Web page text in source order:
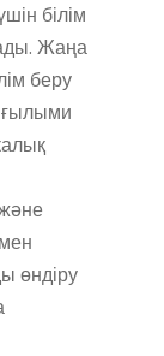
білім
Жаңа
беру
ғылыми
өндіру